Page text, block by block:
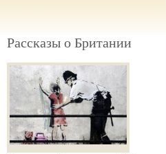
Рассказы о Британии